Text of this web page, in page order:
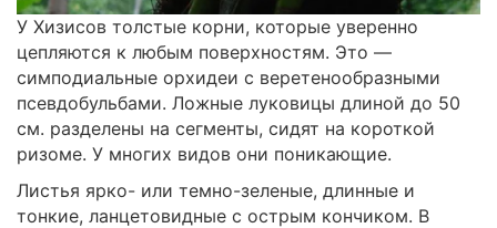
У Хизисов толстые корни, которые уверенно
цепляются к любым поверхностям. Это —
симподиальные орхидеи с веретенообразными
псевдобульбами. Ложные луковицы длиной до 50
см. разделены на сегменты, сидят на короткой
ризоме. У многих видов они поникающие.
Листья ярко- или темно-зеленые, длинные и
тонкие, ланцетовидные с острым кончиком. В